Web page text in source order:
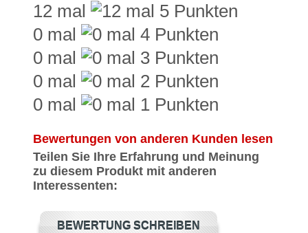
12 mal
0 mal
0 mal
0 mal
0 mal
Bewertungen von anderen Kunden lesen
Teilen Sie Ihre Erfahrung und Meinung
zu diesem Produkt mit anderen
Interessenten:
BEWERTUNG SCHREIBEN